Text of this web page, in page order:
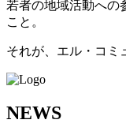
若者の地域活動への
こと。
それが、エル・コミ
NEWS